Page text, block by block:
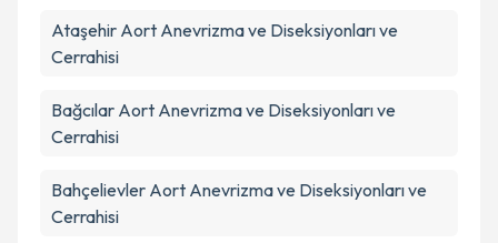
Ataşehir Aort Anevrizma ve Diseksiyonları ve
Cerrahisi
Bağcılar Aort Anevrizma ve Diseksiyonları ve
Cerrahisi
Bahçelievler Aort Anevrizma ve Diseksiyonları ve
Cerrahisi